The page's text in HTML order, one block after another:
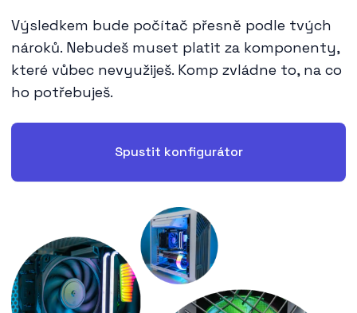
Výsledkem bude počítač přesně podle tvých
nároků. Nebudeš muset platit za komponenty,
které vůbec nevyužiješ. Komp zvládne to, na co
ho potřebuješ.
Spustit konfigurátor